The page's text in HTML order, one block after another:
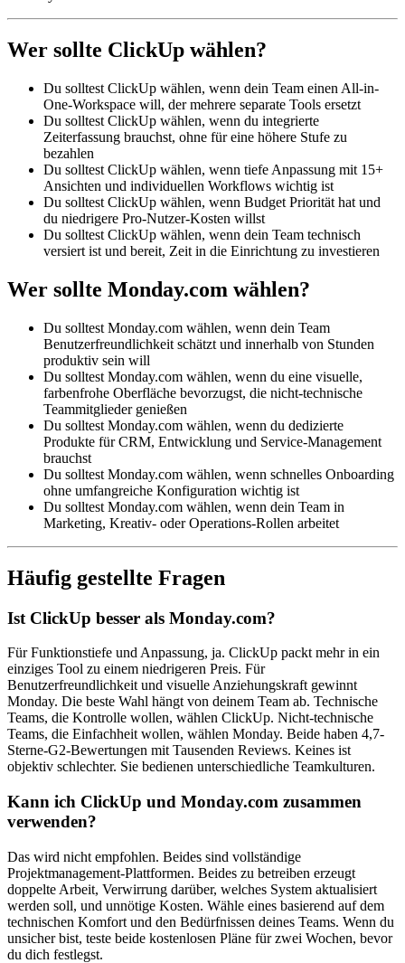
Wer sollte ClickUp wählen?
Du solltest ClickUp wählen, wenn dein Team einen All-in-
One-Workspace will, der mehrere separate Tools ersetzt
Du solltest ClickUp wählen, wenn du integrierte
Zeiterfassung brauchst, ohne für eine höhere Stufe zu
bezahlen
Du solltest ClickUp wählen, wenn tiefe Anpassung mit 15+
Ansichten und individuellen Workflows wichtig ist
Du solltest ClickUp wählen, wenn Budget Priorität hat und
du niedrigere Pro-Nutzer-Kosten willst
Du solltest ClickUp wählen, wenn dein Team technisch
versiert ist und bereit, Zeit in die Einrichtung zu investieren
Wer sollte Monday.com wählen?
Du solltest Monday.com wählen, wenn dein Team
Benutzerfreundlichkeit schätzt und innerhalb von Stunden
produktiv sein will
Du solltest Monday.com wählen, wenn du eine visuelle,
farbenfrohe Oberfläche bevorzugst, die nicht-technische
Teammitglieder genießen
Du solltest Monday.com wählen, wenn du dedizierte
Produkte für CRM, Entwicklung und Service-Management
brauchst
Du solltest Monday.com wählen, wenn schnelles Onboarding
ohne umfangreiche Konfiguration wichtig ist
Du solltest Monday.com wählen, wenn dein Team in
Marketing, Kreativ- oder Operations-Rollen arbeitet
Häufig gestellte Fragen
Ist ClickUp besser als Monday.com?
Für Funktionstiefe und Anpassung, ja. ClickUp packt mehr in ein
einziges Tool zu einem niedrigeren Preis. Für
Benutzerfreundlichkeit und visuelle Anziehungskraft gewinnt
Monday. Die beste Wahl hängt von deinem Team ab. Technische
Teams, die Kontrolle wollen, wählen ClickUp. Nicht-technische
Teams, die Einfachheit wollen, wählen Monday. Beide haben 4,7-
Sterne-G2-Bewertungen mit Tausenden Reviews. Keines ist
objektiv schlechter. Sie bedienen unterschiedliche Teamkulturen.
Kann ich ClickUp und Monday.com zusammen
verwenden?
Das wird nicht empfohlen. Beides sind vollständige
Projektmanagement-Plattformen. Beides zu betreiben erzeugt
doppelte Arbeit, Verwirrung darüber, welches System aktualisiert
werden soll, und unnötige Kosten. Wähle eines basierend auf dem
technischen Komfort und den Bedürfnissen deines Teams. Wenn du
unsicher bist, teste beide kostenlosen Pläne für zwei Wochen, bevor
du dich festlegst.